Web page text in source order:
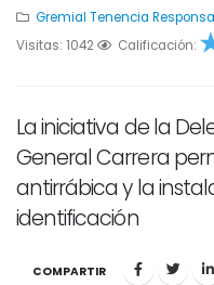
Gremial Tenencia
Visitas: 1042
Calificación:
1 2 3 4 5
La iniciativa de la
General Carrera
antirrábica y la
identificación
COMPARTIR